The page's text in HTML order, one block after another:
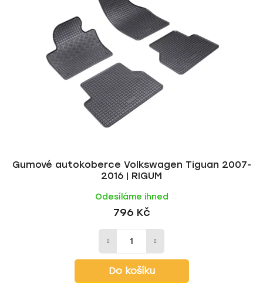
Gumové autokoberce Volkswagen Tiguan 2007-
2016 | RIGUM
Odesíláme ihned
796 Kč
Do košíku